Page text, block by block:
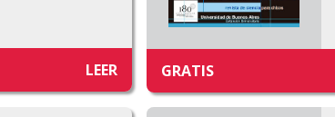
LEER GRATIS